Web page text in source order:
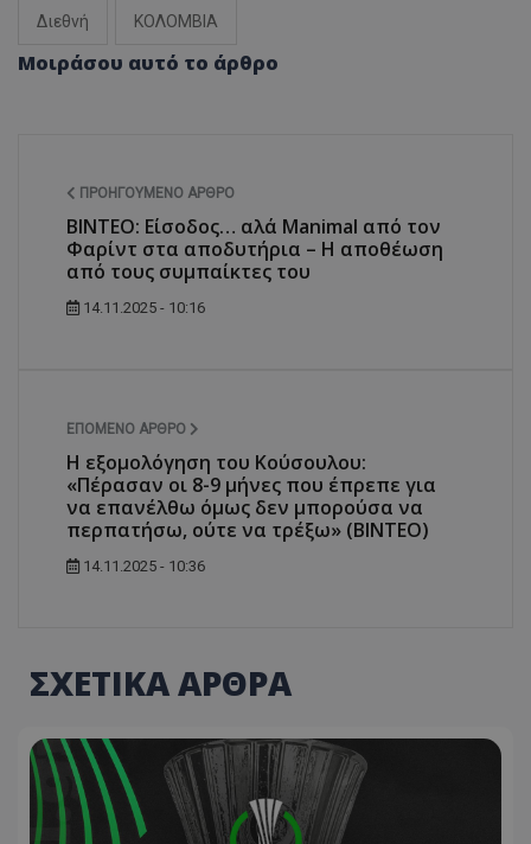
Διεθνή ΚΟΛΟΜΒΙΑ
Μοιράσου αυτό το άρθρο
ΠΡΟΗΓΟΎΜΕΝΟ ΆΡΘΡΟ
BINTEO: Είσοδος… αλά Manimal από τον
Φαρίντ στα αποδυτήρια – Η αποθέωση
από τους συμπαίκτες του
14.11.2025 - 10:16
ΕΠΌΜΕΝΟ ΆΡΘΡΟ
Η εξομολόγηση του Κούσουλου:
«Πέρασαν οι 8-9 μήνες που έπρεπε για
να επανέλθω όμως δεν μπορούσα να
περπατήσω, ούτε να τρέξω» (ΒΙΝΤΕΟ)
14.11.2025 - 10:36
ΣΧΕΤΙΚΑ ΑΡΘΡΑ